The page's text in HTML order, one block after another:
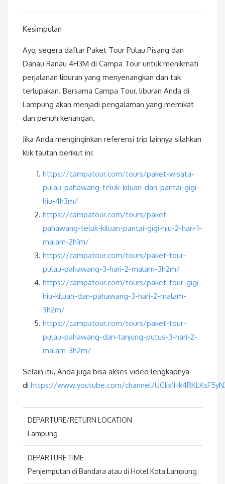
Kesimpulan
Ayo, segera daftar Paket Tour Pulau Pisang dan
Danau Ranau 4H3M di Campa Tour untuk menikmati
perjalanan liburan yang menyenangkan dan tak
terlupakan. Bersama Campa Tour, liburan Anda di
Lampung akan menjadi pengalaman yang memikat
dan penuh kenangan.
Jika Anda menginginkan referensi trip lainnya silahkan
klik tautan berikut ini:
https://campatour.com/tours/paket-wisata-
pulau-pahawang-teluk-kiluan-dan-pantai-gigi-
hiu-4h3m/
https://campatour.com/tours/paket-
pahawang-teluk-kiluan-pantai-gigi-hiu-2-hari-1-
malam-2h1m/
https://campatour.com/tours/paket-tour-
pulau-pahawang-3-hari-2-malam-3h2m/
https://campatour.com/tours/paket-tour-gigi-
hiu-kiluan-dan-pahawang-3-hari-2-malam-
3h2m/
https://campatour.com/tours/paket-tour-
pulau-pahawang-dan-tanjung-putus-3-hari-2-
malam-3h2m/
Selain itu, Anda juga bisa akses video lengkapnya
di https://www.youtube.com/channel/
DEPARTURE/RETURN LOCATION
Lampung
DEPARTURE TIME
Penjemputan di Bandara atau di Hotel Kota Lampung